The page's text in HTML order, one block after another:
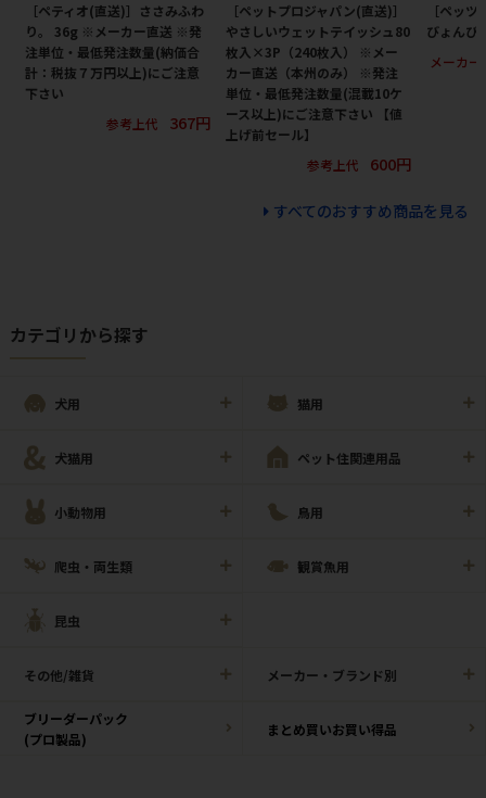
［ペティオ(直送)］ささみふわ
り。 36g ※メーカー直送 ※発
注単位・最低発注数量(納価合
計：税抜７万円以上)にご注意
下さい
参考上代
367円
［ペットプロジャパン(直送)］
やさしいウェットテイッシュ80
枚入×3P（240枚入） ※メー
カー直送（本州のみ） ※発注
単位・最低発注数量(混載10ケ
ース以上)にご注意下さい 【値
上げ前セール】
参考上代
600円
［ペッ
びょんび
メーカ
すべてのおすすめ商品を見る
カテゴリから探す
犬用 猫用
犬猫用 ペット住関連用品
小動物用 鳥用
爬虫・両生類 観賞魚用
昆虫
その他/雑貨 メーカー・ブランド別
ブリーダーパック
(プロ製品)
まとめ買いお買い得品